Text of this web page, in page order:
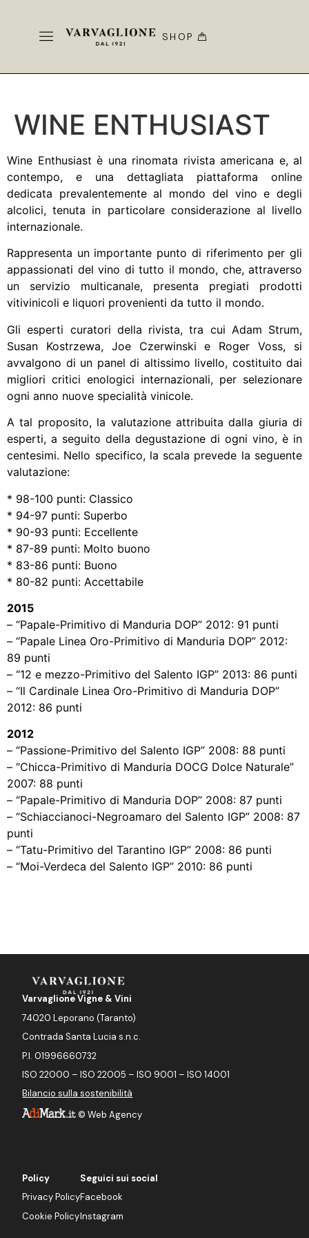
SHOP
WINE ENTHUSIAST
Wine Enthusiast è una rinomata rivista americana e, al
contempo, e una dettagliata piattaforma online
dedicata prevalentemente al mondo del vino e degli
alcolici, tenuta in particolare considerazione al livello
internazionale.
Rappresenta un importante punto di riferimento per gli
appassionati del vino di tutto il mondo, che, attraverso
un servizio multicanale, presenta pregiati prodotti
vitivinicoli e liquori provenienti da tutto il mondo.
Gli esperti curatori della rivista, tra cui Adam Strum,
Susan Kostrzewa, Joe Czerwinski e Roger Voss, si
avvalgono di un panel di altissimo livello, costituito dai
migliori critici enologici internazionali, per selezionare
ogni anno nuove specialità vinicole.
A tal proposito, la valutazione attribuita dalla giuria di
esperti, a seguito della degustazione di ogni vino, è in
centesimi. Nello specifico, la scala prevede la seguente
valutazione:
* 98-100 punti: Classico
* 94-97 punti: Superbo
* 90-93 punti: Eccellente
* 87-89 punti: Molto buono
* 83-86 punti: Buono
* 80-82 punti: Accettabile
2015
– “Papale-Primitivo di Manduria DOP” 2012: 91 punti
– “Papale Linea Oro-Primitivo di Manduria DOP” 2012:
89 punti
– “12 e mezzo-Primitivo del Salento IGP” 2013: 86 punti
– “Il Cardinale Linea Oro-Primitivo di Manduria DOP”
2012: 86 punti
2012
– “Passione-Primitivo del Salento IGP” 2008: 88 punti
– “Chicca-Primitivo di Manduria DOCG Dolce Naturale”
2007: 88 punti
– “Papale-Primitivo di Manduria DOP” 2008: 87 punti
– “Schiaccianoci-Negroamaro del Salento IGP” 2008: 87
punti
– “Tatu-Primitivo del Tarantino IGP” 2008: 86 punti
– “Moi-Verdeca del Salento IGP” 2010: 86 punti
©Web Agency
Varvaglione Vigne & Vini
74020 Leporano (Taranto)
Contrada Santa Lucia s.n.c.
P.I. 01996660732
ISO 22000 – ISO 22005 – ISO 9001 – ISO 14001
Bilancio sulla sostenibilità
Policy
Privacy Policy
Cookie Policy
Seguici sui social
Facebook
Instagram